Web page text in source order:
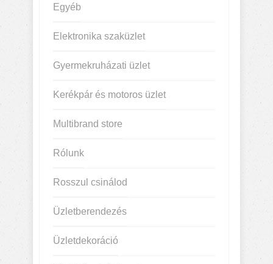
Egyéb
Elektronika szaküzlet
Gyermekruházati üzlet
Kerékpár és motoros üzlet
Multibrand store
Rólunk
Rosszul csinálod
Üzletberendezés
Üzletdekoráció